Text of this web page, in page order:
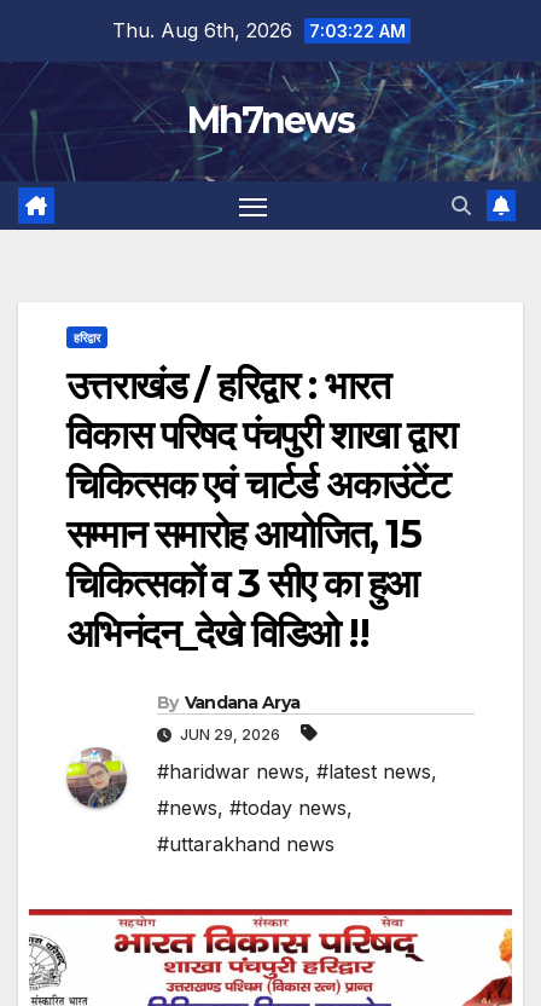
content
Thu. Aug 6th, 2026 7:03:23 AM
Mh7news
हरिद्वार
उत्तराखंड / हरिद्वार : भारत
विकास परिषद पंचपुरी शाखा द्वारा
चिकित्सक एवं चार्टर्ड अकाउंटेंट
सम्मान समारोह आयोजित, 15
चिकित्सकों व 3 सीए का हुआ
अभिनंदन_देखे विडिओ !!
By Vandana Arya
JUN 29, 2026
#haridwar news, #latest news,
#news, #today news,
#uttarakhand news